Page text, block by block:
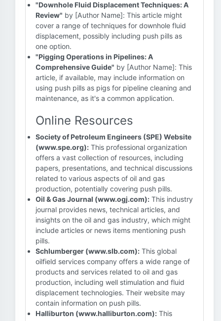
"Downhole Fluid Displacement Techniques: A
Review" by [Author Name]: This article might
cover a range of techniques for downhole fluid
displacement, possibly including push pills as
one option.
"Pigging Operations in Pipelines: A
Comprehensive Guide" by [Author Name]: This
article, if available, may include information on
using push pills as pigs for pipeline cleaning and
maintenance, as it's a common application.
Online Resources
Society of Petroleum Engineers (SPE) Website
(www.spe.org): This professional organization
offers a vast collection of resources, including
papers, presentations, and technical discussions
related to various aspects of oil and gas
production, potentially covering push pills.
Oil & Gas Journal (www.ogj.com): This industry
journal provides news, technical articles, and
insights on the oil and gas industry, which might
include articles or news items mentioning push
pills.
Schlumberger (www.slb.com): This global
oilfield services company offers a wide range of
products and services related to oil and gas
production, including well stimulation and fluid
displacement technologies. Their website may
contain information on push pills.
Halliburton (www.halliburton.com): This